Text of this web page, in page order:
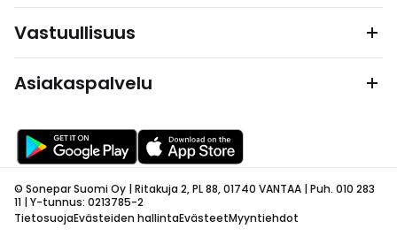
Vastuullisuus
Asiakaspalvelu
© Sonepar Suomi Oy | Ritakuja 2, PL 88, 01740 VANTAA | Puh. 010 283
11 | Y-tunnus: 0213785-2
TietosuojaEvästeiden hallintaEvästeetMyyntiehdot